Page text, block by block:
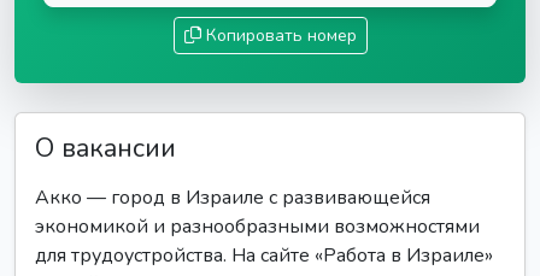
Копировать номер
О вакансии
Акко — город в Израиле с развивающейся
экономикой и разнообразными возможностями
для трудоустройства. На сайте «Работа в Израиле»